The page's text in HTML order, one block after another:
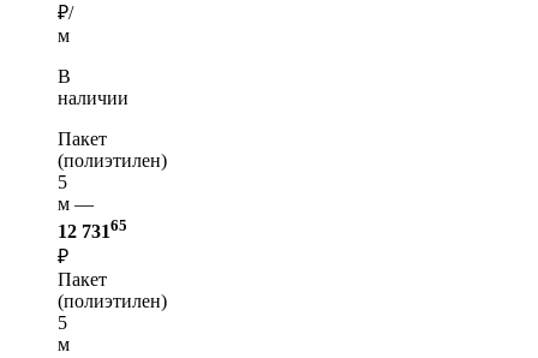
₽/
м
В
наличии
Пакет
(полиэтилен)
5
м —
12 73165
₽
Пакет
(полиэтилен)
5
м